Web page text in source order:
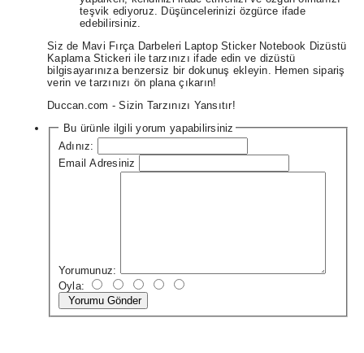
teşvik ediyoruz. Düşüncelerinizi özgürce ifade
edebilirsiniz.
Siz de Mavi Fırça Darbeleri Laptop Sticker Notebook Dizüstü
Kaplama Stickeri ile tarzınızı ifade edin ve dizüstü
bilgisayarınıza benzersiz bir dokunuş ekleyin. Hemen sipariş
verin ve tarzınızı ön plana çıkarın!
Duccan.com - Sizin Tarzınızı Yansıtır!
Bu ürünle ilgili yorum yapabilirsiniz
Adınız:
Email Adresiniz
Yorumunuz:
Oyla:
Yorumu Gönder